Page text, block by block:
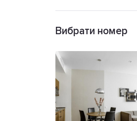
Вибрати номер